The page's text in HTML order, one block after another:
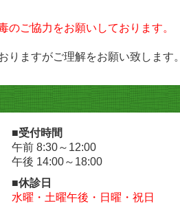
ご協力をお願いしております。
ますがご理解をお願い致します。
■受付時間
午前 8:30～12:00
午後 14:00～18:00
■休診日
水曜・土曜午後・日曜・祝日